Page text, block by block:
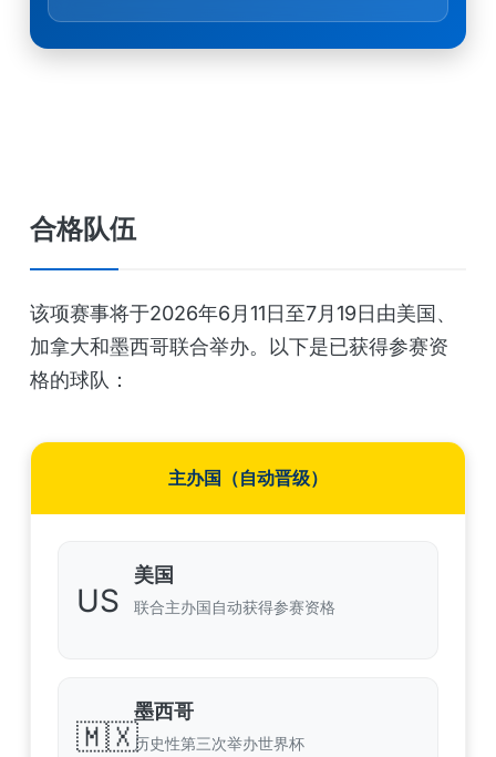
合格队伍
该项赛事将于2026年6月11日至7月19日由美国、
加拿大和墨西哥联合举办。以下是已获得参赛资
格的球队：
主办国（自动晋级）
US
美国
联合主办国自动获得参赛资格
🇲🇽
墨西哥
历史性第三次举办世界杯